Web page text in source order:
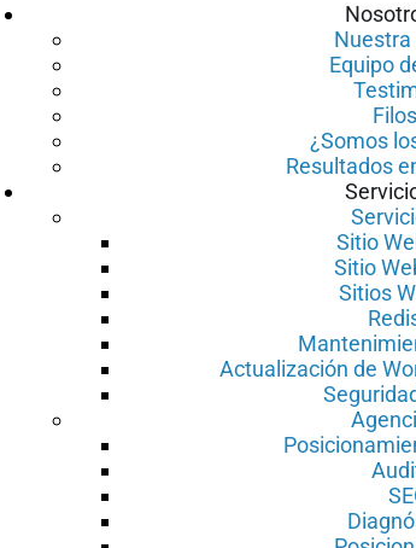
Equipo
¿Somos
Resultados
Sitio
Sitio
Sitios
Actualización de